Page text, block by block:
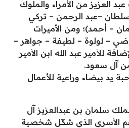
العزيز من الأمراء والملوك
–عبد الرحمن – تركي
– أحمد)؛ ومن الأميرات
– لولوة – لطيفة – جواهر –
للأمير عبد الله ابن الأمير
آل سعود.
يد بيضاء وراعية للأعمال
سلمان بن عبدالعزيز آل
الأسري الذي شكّل شخصية